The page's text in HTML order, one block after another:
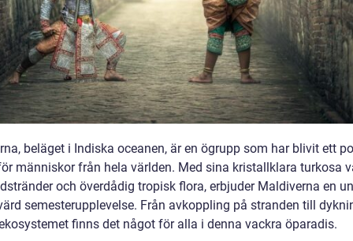
beläget i Indiska oceanen, är en ögrupp som har blivit ett
människor från hela världen. Med sina kristallklara turkosa
och överdådig tropisk flora, erbjuder Maldiverna en
semesterupplevelse. Från avkoppling på stranden till
finns det något för alla i denna vackra öparadis.